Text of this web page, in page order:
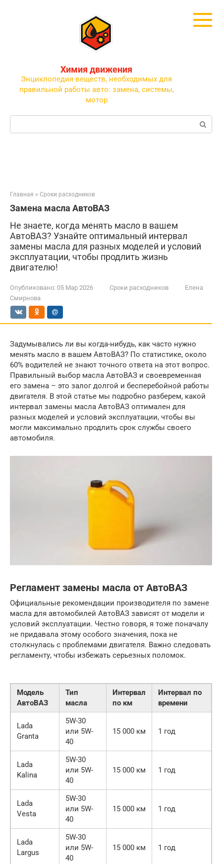
Химия движения
Энциклопедия веществ, необходимых для
правильной работы авто: замена, системы,
мотор
Поиск:
Главная » Сроки расходников
Замена масла АвтоВАЗ
Не знаете, когда менять масло в вашем
АвтоВАЗ? Узнайте оптимальный интервал
замены масла для разных моделей и условий
эксплуатации, чтобы продлить жизнь
двигателю!
Опубликовано: 05 Мар 2026 Сроки расходников
Елена
Смирнова
Задумывались ли вы когда-нибудь, как часто нужно
менять масло в вашем АвтоВАЗ? По статистике, около
60% водителей не знают точного ответа на этот вопрос.
Правильный выбор масла АвтоВАЗ и своевременная
его замена – это залог долгой и бесперебойной работы
двигателя. В этой статье мы подробно разберем, какой
интервал замены масла АвтоВАЗ оптимален для
разных моделей и условий эксплуатации, чтобы вы
могли максимально продлить срок службы своего
автомобиля.
Регламент замены масла от АвтоВАЗ
Официальные рекомендации производителя по замене
масла для автомобилей АвтоВАЗ зависят от модели и
условий эксплуатации. Честно говоря, я тоже поначалу
не придавала этому особого значения, пока не
столкнулась с проблемами двигателя. Важно следовать
регламенту, чтобы избежать серьезных поломок.
Модель
АвтоВАЗ
Тип
масла
Интервал
по км
Интервал по
времени
Lada
Granta
5W-30
или 5W-
40
15 000 км 1 год
Lada
Kalina
5W-30
или 5W-
40
15 000 км 1 год
Lada
Vesta
5W-30
или 5W-
40
15 000 км 1 год
Lada
Largus
5W-30
или 5W-
40
15 000 км 1 год